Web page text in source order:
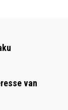
van